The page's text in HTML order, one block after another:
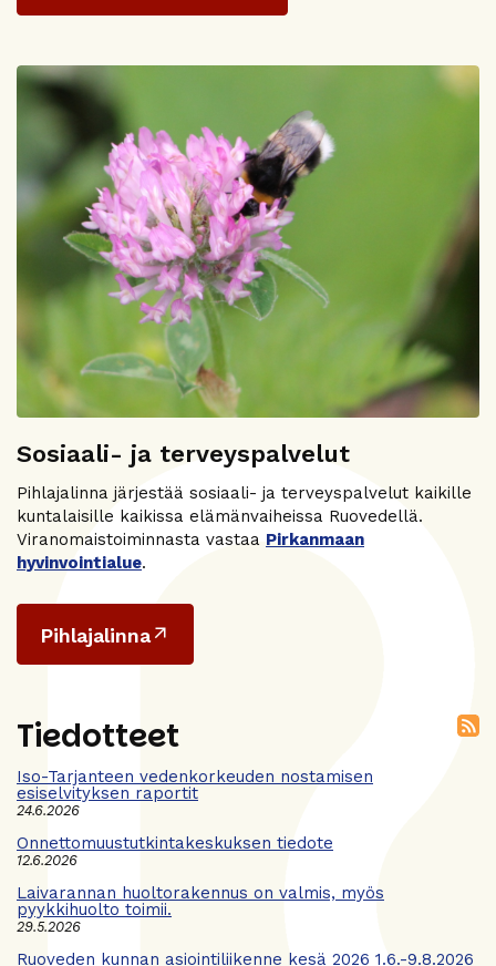
Sosiaali- ja terveyspalvelut
Pihlajalinna järjestää sosiaali- ja terveyspalvelut kaikille
kuntalaisille kaikissa elämänvaiheissa Ruovedellä.
Viranomaistoiminnasta vastaa Pirkanmaan
hyvinvointialue.
Pihlajalinna
Tiedotteet
Iso-Tarjanteen vedenkorkeuden nostamisen
esiselvityksen raportit
24.6.2026
Onnettomuustutkintakeskuksen tiedote
12.6.2026
Laivarannan huoltorakennus on valmis, myös
pyykkihuolto toimii.
29.5.2026
Ruoveden kunnan asiointiliikenne kesä 2026 1.6.-9.8.2026